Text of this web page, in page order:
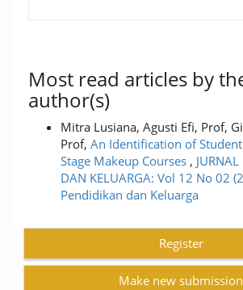
Most read articles by
author(s)
Mitra Lusiana, Agusti Efi, Prof,
Prof, An Identification of
Stage Makeup Courses ,
DAN KELUARGA: Vol 12 No 02
Pendidikan dan Keluarga
Register
Make new submission